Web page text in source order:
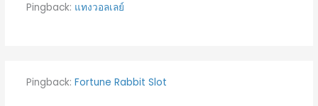
Pingback: แทงวอลเลย์
Pingback: Fortune Rabbit Slot